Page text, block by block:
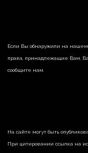
Если Вы обнаружили на
права, принадлежащие Вам,
сообщите нам.
На сайте могут быть
При цитировании ссылка на